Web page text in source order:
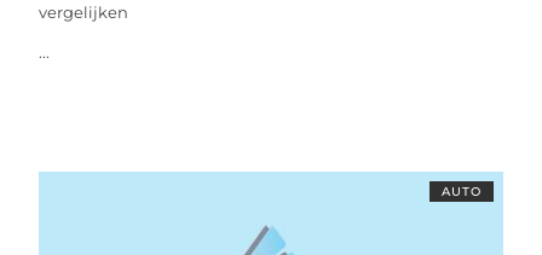
vergelijken
...
AUTO